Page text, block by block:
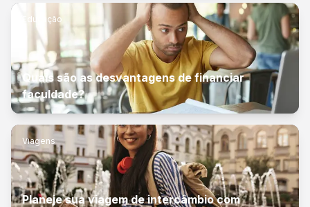
Educação
Quais são as desvantagens de financiar
faculdade?
Viagens
Planeje sua viagem de intercâmbio com